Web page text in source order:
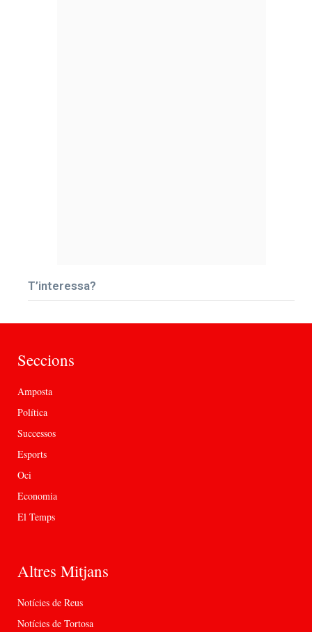
T’interessa?
Seccions
Amposta
Política
Successos
Esports
Oci
Economia
El Temps
Altres Mitjans
Notícies de Reus
Notícies de Tortosa